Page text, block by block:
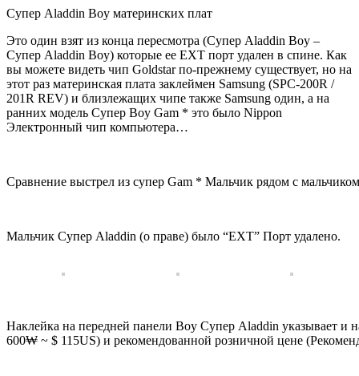
Супер Aladdin Boy материнских плат
Это один взят из конца пересмотра (Супер Aladdin Boy –
Супер Aladdin Boy) которые ее EXT порт удален в спине. Как
вы можете видеть чип Goldstar по-прежнему существует, но на
этот раз материнская плата заклеймен Samsung (SPC-200R /
201R REV) и близлежащих чипе также Samsung один, а на
ранних модель Супер Boy Gam * это было Nippon
Электронный чип компьютера…
Сравнение выстрел из супер Gam * Мальчик рядом с
Мальчик Супер Aladdin (о праве) было “EXT” Порт удалено.
Наклейка на передней панели Boy Супер Aladdin указывает и
600₩ ~ $ 115US) и рекомендованной розничной цене